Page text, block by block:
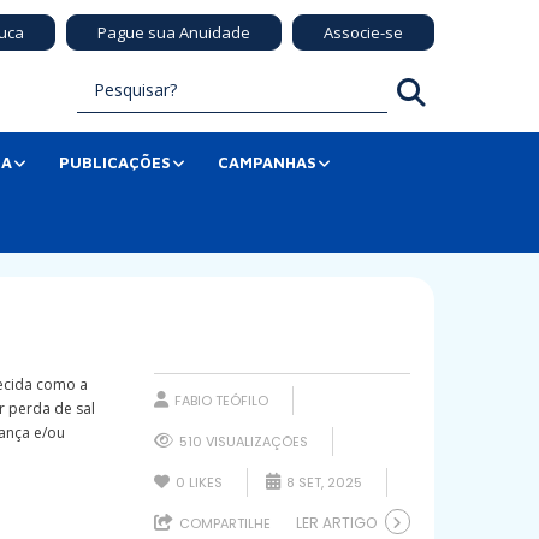
Pague sua Anuidade Associe-se
PUBLICAÇÕES CAMPANHAS
como a
perda de sal
e/ou
FABIO TEÓFILO
510 VISUALIZAÇÕES
0 LIKES 8 SET, 2025
COMPARTILHE LER ARTIGO